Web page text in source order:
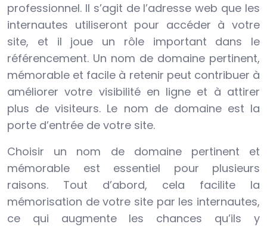
professionnel. Il s’agit de l’adresse web que les
internautes utiliseront pour accéder à votre
site, et il joue un rôle important dans le
référencement. Un nom de domaine pertinent,
mémorable et facile à retenir peut contribuer à
améliorer votre visibilité en ligne et à attirer
plus de visiteurs. Le nom de domaine est la
porte d’entrée de votre site.
Choisir un nom de domaine pertinent et
mémorable est essentiel pour plusieurs
raisons. Tout d’abord, cela facilite la
mémorisation de votre site par les internautes,
ce qui augmente les chances qu’ils y